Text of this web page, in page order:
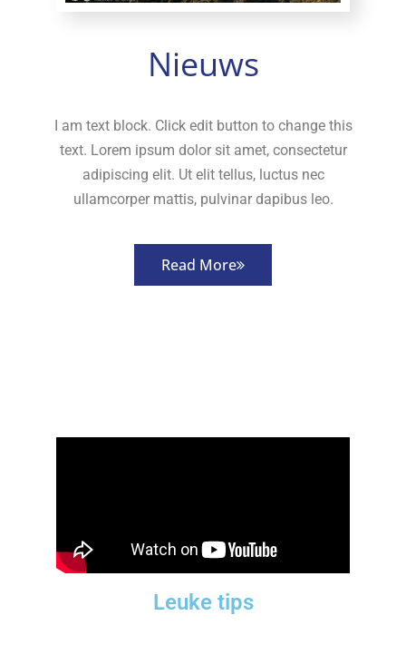
Nieuws
I am text block. Click edit button to change this
text. Lorem ipsum dolor sit amet, consectetur
adipiscing elit. Ut elit tellus, luctus nec
ullamcorper mattis, pulvinar dapibus leo.
Read More
Leuke tips